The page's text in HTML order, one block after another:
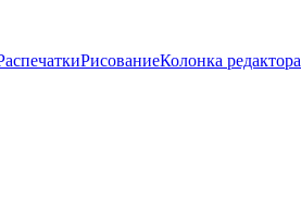
РисованиеКолонка редактора